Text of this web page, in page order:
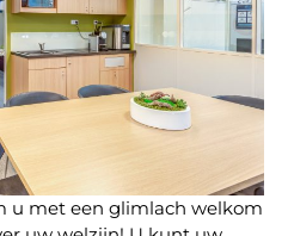
u met een glimlach welkom